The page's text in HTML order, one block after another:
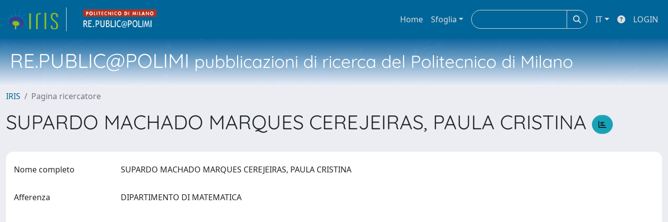
Home Sfoglia IT LOGIN
RE.PUBLIC@POLIMIpubblicazioni di ricerca del Politecnico di Milano
IRIS Pagina ricercatore
SUPARDO MACHADO MARQUES CEREJEIRAS, PAULA CRISTINA
Nome completo SUPARDO MACHADO MARQUES CEREJEIRAS, PAULA CRISTINA
Afferenza DIPARTIMENTO DI MATEMATICA